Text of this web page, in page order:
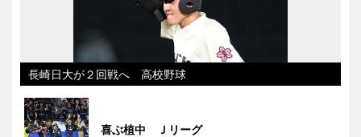
長崎日大が２回戦へ 高校野球
喜ぶ植中 Ｊリーグ